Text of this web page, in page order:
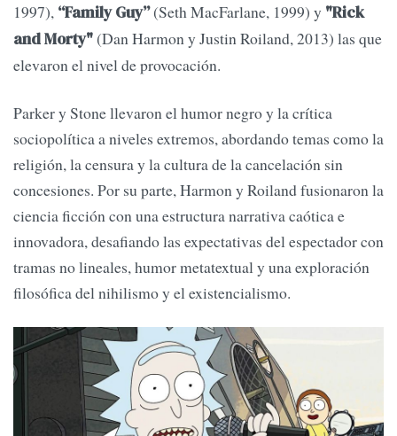
1997), “Family Guy”(Seth MacFarlane, 1999) y "Rick
and Morty"(Dan Harmon y Justin Roiland, 2013) las que
elevaron el nivel de provocación.
Parker y Stone llevaron el humor negro y la crítica
sociopolítica a niveles extremos, abordando temas como la
religión, la censura y la cultura de la cancelación sin
concesiones. Por su parte, Harmon y Roiland fusionaron la
ciencia ficción con una estructura narrativa caótica e
innovadora, desafiando las expectativas del espectador con
tramas no lineales, humor metatextual y una exploración
filosófica del nihilismo y el existencialismo.